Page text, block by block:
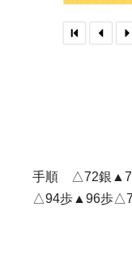
手順 △72銀
△94歩▲96歩